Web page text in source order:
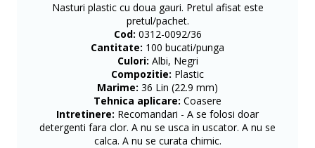
​​Nasturi plastic cu doua gauri. Pretul afisat este
pretul/pachet.
Cod: 0312-0092/36
Cantitate: 100 bucati/punga
Culori: Albi, Negri
Compozitie: Plastic
Marime: 36 Lin (22.9 mm)
Tehnica aplicare: Coasere
Intretinere: Recomandari - A se folosi doar
detergenti fara clor. A nu se usca in uscator. A nu se
calca. A nu se curata chimic.